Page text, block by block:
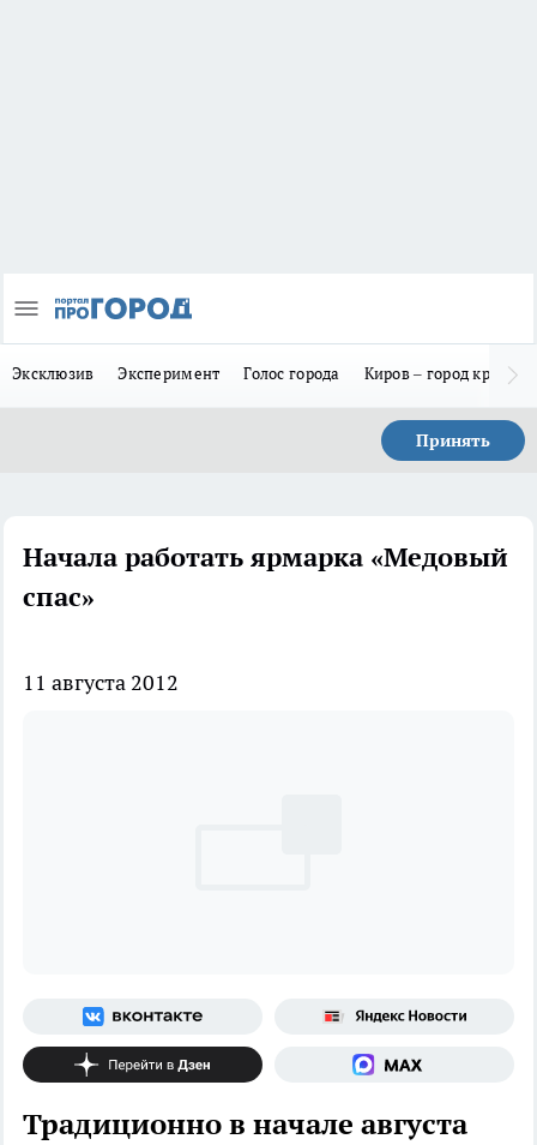
Эксклюзив Эксперимент Голос города Киров – город
Принять
Начала работать ярмарка «Медовый
спас»
11 августа 2012
Традиционно в начале августа